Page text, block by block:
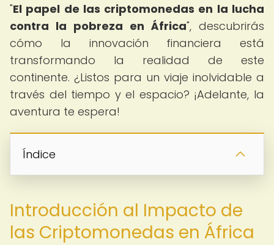
"El papel de las criptomonedas en la lucha
contra la pobreza en África", descubrirás
cómo la innovación financiera está
transformando la realidad de este
continente. ¿Listos para un viaje inolvidable a
través del tiempo y el espacio? ¡Adelante, la
aventura te espera!
Índice
Introducción al Impacto de
las Criptomonedas en África